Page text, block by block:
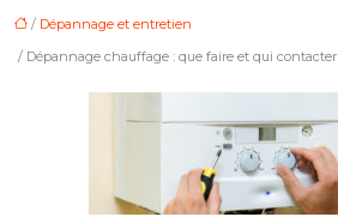
/ Dépannage et entretien
/ Dépannage chauffage : que faire et qui contacter